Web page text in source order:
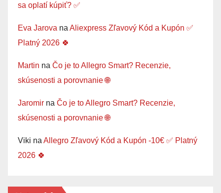
sa oplatí kúpiť? ✅
Eva Jarova na Aliexpress Zľavový Kód a Kupón ✅
Platný 2026 🍀
Martin na Čo je to Allegro Smart? Recenzie,
skúsenosti a porovnanie 🌐
Jaromir na Čo je to Allegro Smart? Recenzie,
skúsenosti a porovnanie 🌐
Viki na Allegro Zľavový Kód a Kupón -10€ ✅ Platný
2026 🍀